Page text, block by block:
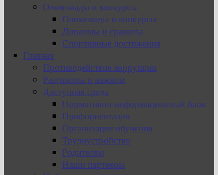
Олимпиады и конкурсы
Олимпиады и конкурсы
Дипломы и грамоты
Спортивные достижения
Главная
Противодействие коррупции
Разговоры о важном
Доступная среда
Нормативно-информационный блок
Профориентация
Организация обучения
Трудоустройство
Родителям
Наши партнеры